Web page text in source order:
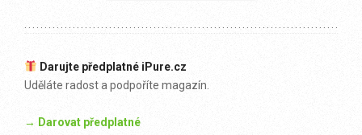
Darujte předplatné iPure.cz
Uděláte radost a podpoříte magazín.
→ Darovat předplatné